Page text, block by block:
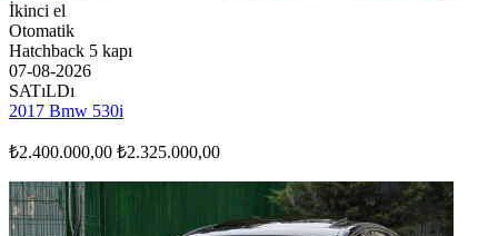
İkinci el
Otomatik
Hatchback 5 kapı
07-08-2026
SATıLDı
2017 Bmw 530i
₺2.400.000,00 ₺2.325.000,00